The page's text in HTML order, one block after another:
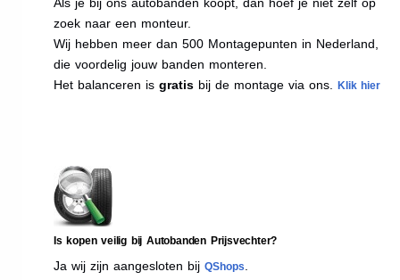
zoek naar een monteur.
Wij hebben meer dan 500 Montagepunten in Nederland,
die voordelig jouw banden monteren.
Het balanceren is gratis bij de montage via ons. Klik hier
Is kopen veilig bij Autobanden Prijsvechter?
Ja wij zijn aangesloten bij QShops